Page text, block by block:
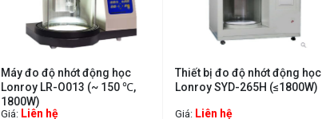
Máy đo độ nhớt động học
Lonroy LR-O013 (~ 150 ℃,
1800W)
Giá: Liên hệ
Thiết bị đo độ nhớt động học
Lonroy SYD-265H (≤1800W)
Giá: Liên hệ